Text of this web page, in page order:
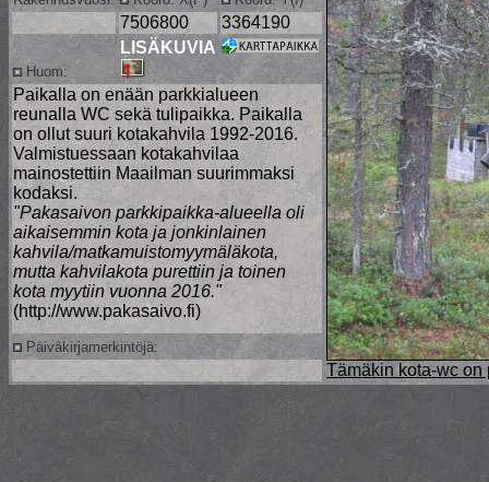
Tämäkin kota-wc
7506800 3364190
Huom:
LISÄKUVIA
Paikalla on enään parkkialueen
reunalla WC sekä tulipaikka. Paikalla
on ollut suuri kotakahvila 1992-2016.
Valmistuessaan kotakahvilaa
mainostettiin Maailman suurimmaksi
kodaksi.
"Pakasaivon parkkipaikka-alueella oli
aikaisemmin kota ja jonkinlainen
kahvila/matkamuistomyymäläkota,
mutta kahvilakota purettiin ja toinen
kota myytiin vuonna 2016."
(http://www.pakasaivo.fi)
Päiväkirjamerkintöjä: